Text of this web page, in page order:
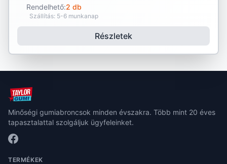
Rendelhető:2 db
Szállítás: 5-6 munkanap
Részletek
Minőségi gumiabroncsok minden évszakra. Több mint 20 éves
tapasztalattal szolgáljuk ügyfeleinket.
TERMÉKEK